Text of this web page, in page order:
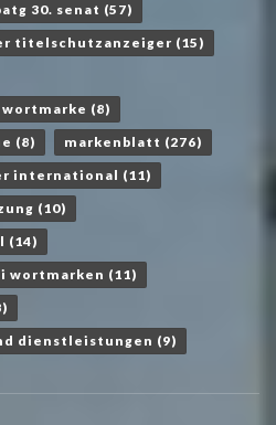
30. senat (57)
titelschutzanzeiger (15)
(8)
(8) markenblatt (276)
international (11)
(10)
(14)
wortmarken (11)
dienstleistungen (9)